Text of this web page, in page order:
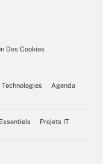
Des Cookies
Technologies
Agenda
Projets IT